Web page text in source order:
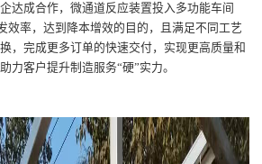
达成合作，微通道反应装置投入多功能车间
效率，达到降本增效的目的 ， 且满足不同工艺
，完成更多订单的快速交付， 实现更高质量和
助力客户提升制造服务“硬”实力。